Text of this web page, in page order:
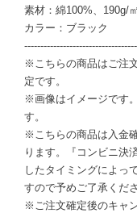
素材：綿100%、190g/
カラー：ブラック
※こちらの商品はご注
定です。
※画像はイメージです
す。
※こちらの商品は入金
ります。『コンビニ決
したタイミングによっ
すので予めご了承くださ
※ご注文確定後のキャ